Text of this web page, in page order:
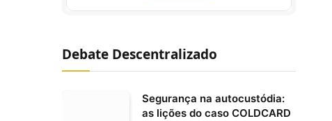
Debate Descentralizado
Segurança na autocustódia:
as lições do caso COLDCARD